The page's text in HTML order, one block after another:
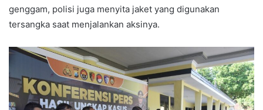
genggam, polisi juga menyita jaket yang digunakan
tersangka saat menjalankan aksinya.